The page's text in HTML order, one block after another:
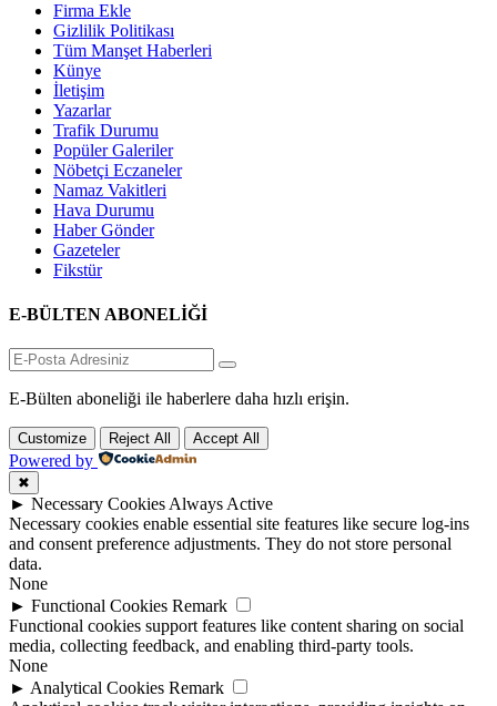
Firma Ekle
Gizlilik Politikası
Tüm Manşet Haberleri
Künye
İletişim
Yazarlar
Trafik Durumu
Popüler Galeriler
Nöbetçi Eczaneler
Namaz Vakitleri
Hava Durumu
Haber Gönder
Gazeteler
Fikstür
E-BÜLTEN ABONELİĞİ
E-Bülten aboneliği ile haberlere daha hızlı erişin.
Customize Reject All Accept All
Powered by
✖
► Necessary Cookies Always Active
Necessary cookies enable essential site features like secure log-ins
and consent preference adjustments. They do not store personal
data.
None
► Functional Cookies Remark
Functional cookies support features like content sharing on social
media, collecting feedback, and enabling third-party tools.
None
► Analytical Cookies Remark